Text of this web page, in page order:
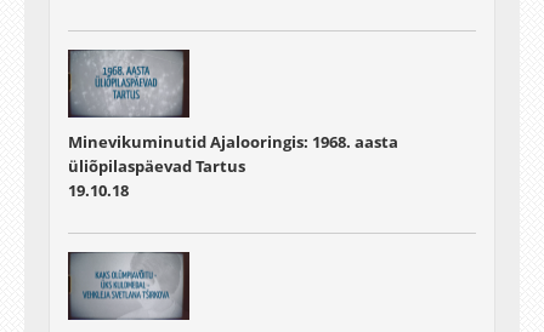
Minevikuminutid Ajalooringis: 1968. aasta
üliõpilaspäevad Tartus
19.10.18